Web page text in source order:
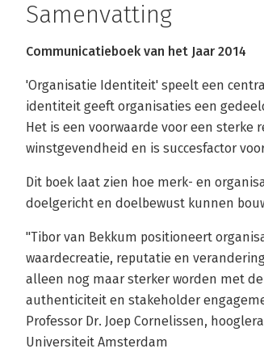
Samenvatting
Communicatieboek van het Jaar 2014
'Organisatie Identiteit' speelt een
identiteit geeft organisaties een
Het is een voorwaarde voor een
winstgevendheid en is succesfactor
Dit boek laat zien hoe merk- en
doelgericht en doelbewust kunnen
"Tibor van Bekkum positioneert
waardecreatie, reputatie en
alleen nog maar sterker worden met
authenticiteit en stakeholder
Professor Dr. Joep Cornelissen,
Universiteit Amsterdam